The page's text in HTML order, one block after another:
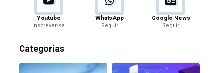
Youtube
Inscrever-se
WhatsApp
Seguir
Google News
Seguir
Categorias